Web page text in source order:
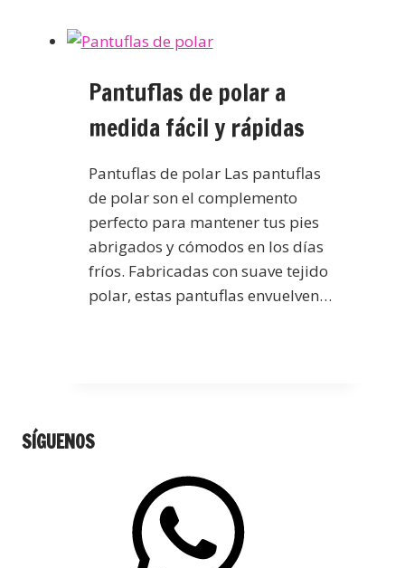
Pantuflas de polar a
medida fácil y rápidas
Pantuflas de polar Las pantuflas
de polar son el complemento
perfecto para mantener tus pies
abrigados y cómodos en los días
fríos. Fabricadas con suave tejido
polar, estas pantuflas envuelven…
SÍGUENOS